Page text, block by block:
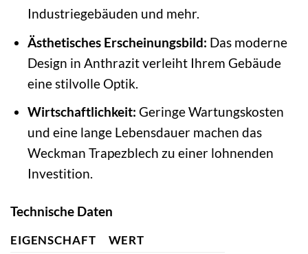
Industriegebäuden und mehr.
Ästhetisches Erscheinungsbild: Das moderne
Design in Anthrazit verleiht Ihrem Gebäude
eine stilvolle Optik.
Wirtschaftlichkeit: Geringe Wartungskosten
und eine lange Lebensdauer machen das
Weckman Trapezblech zu einer lohnenden
Investition.
Technische Daten
EIGENSCHAFT
WERT